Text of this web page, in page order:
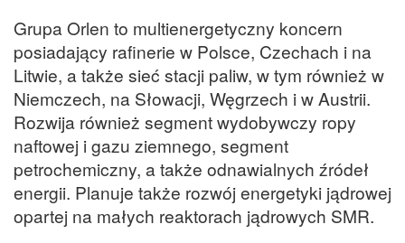
Grupa Orlen to multienergetyczny koncern
posiadający rafinerie w Polsce, Czechach i na
Litwie, a także sieć stacji paliw, w tym również w
Niemczech, na Słowacji, Węgrzech i w Austrii.
Rozwija również segment wydobywczy ropy
naftowej i gazu ziemnego, segment
petrochemiczny, a także odnawialnych źródeł
energii. Planuje także rozwój energetyki jądrowej
opartej na małych reaktorach jądrowych SMR.